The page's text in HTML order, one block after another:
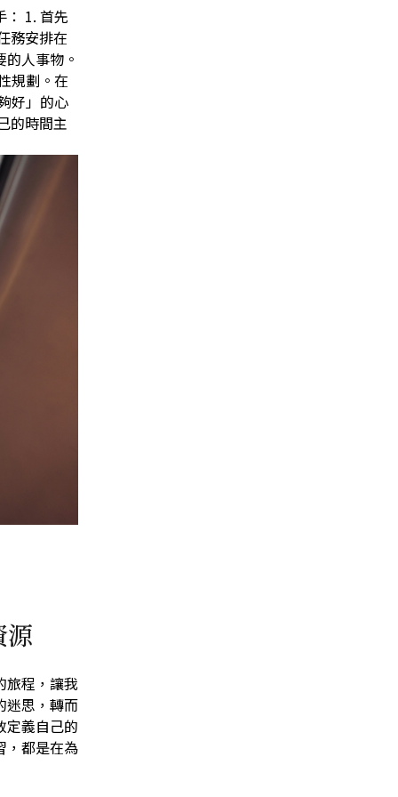
： 1. 首先
務安排在
人事物。
規劃。在
好」的心
的時間主
旅程，讓我
迷思，轉而
定義自己的
，都是在為